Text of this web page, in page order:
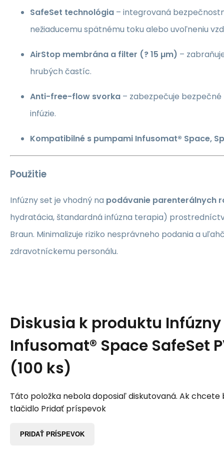
SafeSet technológia – integrovaná
nežiaducemu spätnému toku alebo uvoľneniu
AirStop membrána a filter (? 15 µm) –
hrubých častíc.
Anti-free-flow svorka – zabezpečuje
infúzie.
Kompatibilné s pumpami Infusomat® Space,
Použitie
Infúzny set je vhodný na podávanie parenterálnych
hydratácia, štandardná infúzna terapia)
Braun. Minimalizuje riziko nesprávneho podania a
zdravotníckemu personálu.
Diskusia k produktu
Infusomat® Space SafeSet
(100 ks)
Táto položka nebola doposiaľ diskutovaná. Ak chcete
tlačidlo Pridať príspevok
PRIDAŤ PRÍSPEVOK